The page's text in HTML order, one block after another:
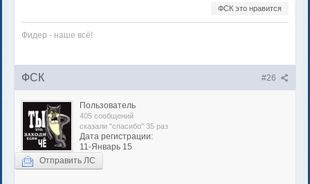
ФСК это нравится
Фидер - наше всё!
#26
ФСК
Пользователь
405 сообщений
сказали "спасибо" 35 раз
Дата регистрации:
11-Январь 15
Отправить ЛС